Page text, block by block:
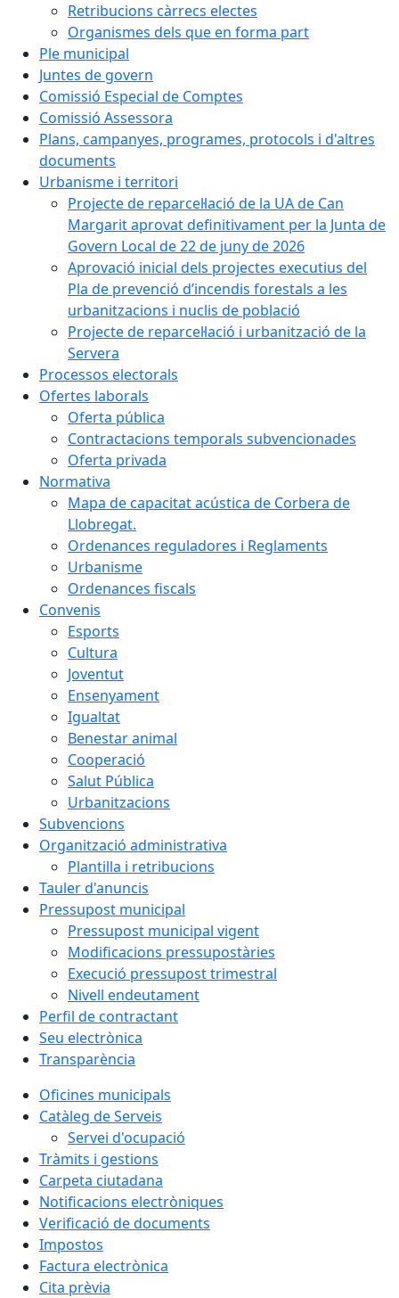
Retribucions càrrecs electes
Organismes dels que en forma part
Ple municipal
Juntes de govern
Comissió Especial de Comptes
Comissió Assessora
Plans, campanyes, programes, protocols i d'altres
documents
Urbanisme i territori
Projecte de reparcel·lació de la UA de Can
Margarit aprovat definitivament per la Junta de
Govern Local de 22 de juny de 2026
Aprovació inicial dels projectes executius del
Pla de prevenció d’incendis forestals a les
urbanitzacions i nuclis de població
Projecte de reparcel·lació i urbanització de la
Servera
Processos electorals
Ofertes laborals
Oferta pública
Contractacions temporals subvencionades
Oferta privada
Normativa
Mapa de capacitat acústica de Corbera de
Llobregat.
Ordenances reguladores i Reglaments
Urbanisme
Ordenances fiscals
Convenis
Esports
Cultura
Joventut
Ensenyament
Igualtat
Benestar animal
Cooperació
Salut Pública
Urbanitzacions
Subvencions
Organització administrativa
Plantilla i retribucions
Tauler d'anuncis
Pressupost municipal
Pressupost municipal vigent
Modificacions pressupostàries
Execució pressupost trimestral
Nivell endeutament
Perfil de contractant
Seu electrònica
Transparència
Oficines municipals
Catàleg de Serveis
Servei d'ocupació
Tràmits i gestions
Carpeta ciutadana
Notificacions electròniques
Verificació de documents
Impostos
Factura electrònica
Cita prèvia